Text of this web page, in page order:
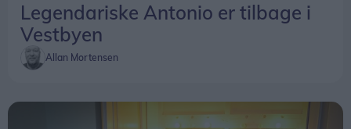
Legendariske Antonio er tilbage i
Vestbyen
Allan Mortensen